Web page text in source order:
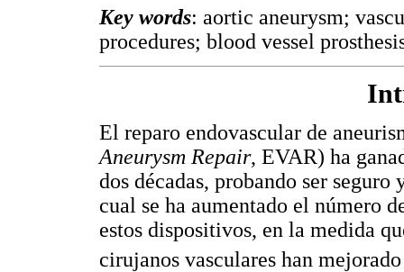
Key words: aortic aneurysm;
procedures; blood vessel
El reparo endovascular de
Aneurysm Repair, EVAR) ha
dos décadas, probando ser
cual se ha aumentado el número
estos dispositivos, en la medida
cirujanos vasculares han